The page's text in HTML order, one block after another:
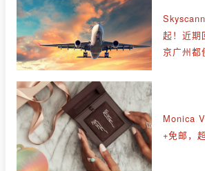
起！近期
京广州都
Monica
+免邮，